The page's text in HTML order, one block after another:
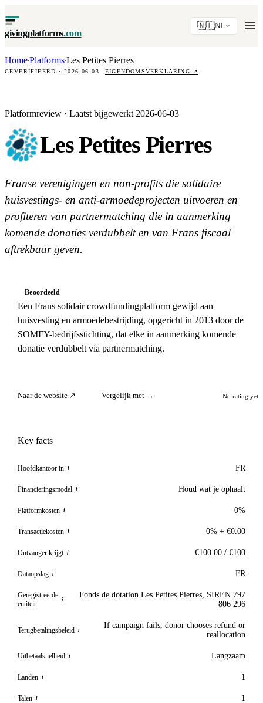
givingplatforms.com
🇳🇱NL
Home·Platforms·Les Petites Pierres
GEVERIFIEERD · 2026-06-03 EIGENDOMSVERKLARING ↗
Platformreview · Laatst bijgewerkt 2026-06-03
Les Petites Pierres
Franse verenigingen en non-profits die solidaire
huisvestings- en anti-armoedeprojecten uitvoeren en
profiteren van partnermatching die in aanmerking
komende donaties verdubbelt en van Frans fiscaal
aftrekbaar geven.
Beoordeeld
Een Frans solidair crowdfundingplatform gewijd aan
huisvesting en armoedebestrijding, opgericht in 2013 door de
SOMFY-bedrijfsstichting, dat elke in aanmerking komende
donatie verdubbelt via partnermatching.
Naar de website ↗ Vergelijk met → No rating yet
Key facts
Hoofdkantoor in i FR
Financieringsmodel i Houd wat je ophaalt
Platformkosten i 0%
Transactiekosten i 0% + €0.00
Ontvanger krijgt i €100.00 / €100
Dataopslag i FR
Geregistreerde
entiteit
i
Fonds de dotation Les Petites Pierres, SIREN 797
806 296
Terugbetalingsbeleid i
If campaign fails, donor chooses refund or
reallocation
Uitbetaalsnelheid i Langzaam
Landen i 1
Talen i 1